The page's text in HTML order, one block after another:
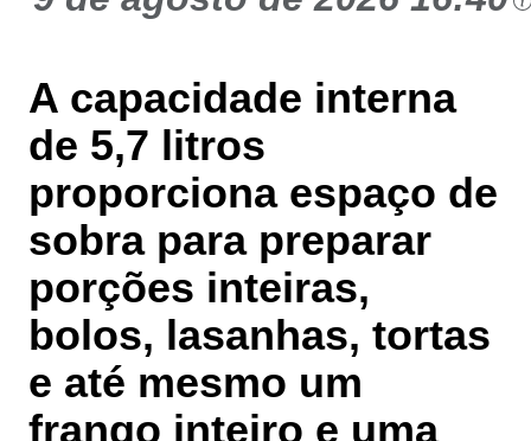
A capacidade interna
de 5,7 litros
proporciona espaço de
sobra para preparar
porções inteiras,
bolos, lasanhas, tortas
e até mesmo um
frango inteiro e uma